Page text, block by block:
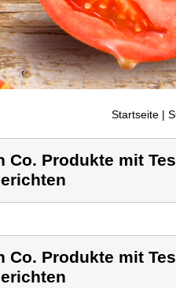
Startseite |
Co. Produkte mit
Co. Produkte mit